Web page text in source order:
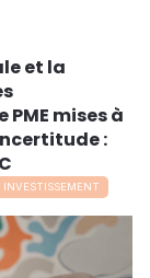
et la
mises à
:
INVESTISSEMENT